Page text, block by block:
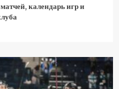
календарь игр и